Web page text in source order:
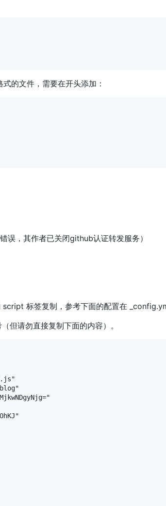
的文件，需要在开头添加：
误，其作者已关闭github认证转发服务）
标签复制，参考下面的配置在
但请勿直接复制下面的内容）。